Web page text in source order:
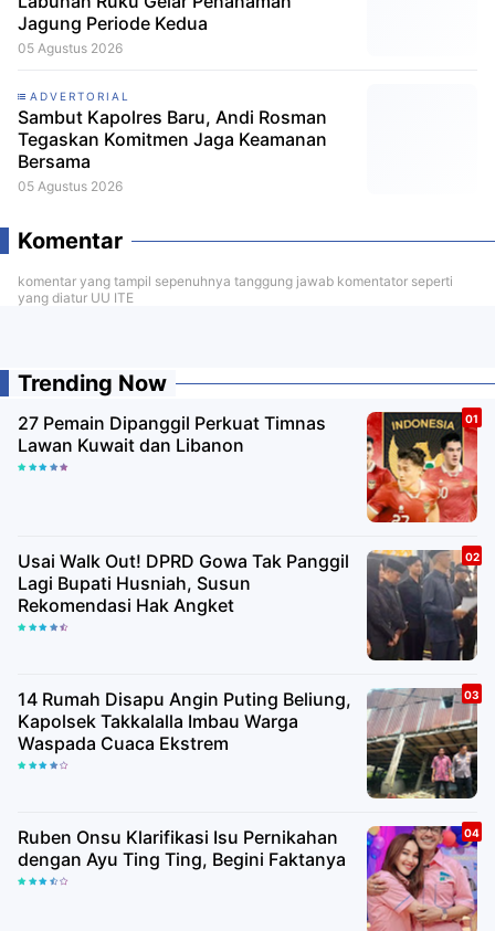
Jagung Periode Kedua
05 Agustus 2026
ADVERTORIAL
Sambut Kapolres Baru, Andi Rosman
Tegaskan Komitmen Jaga Keamanan
Bersama
05 Agustus 2026
Komentar
komentar yang tampil sepenuhnya tanggung jawab komentator seperti
yang diatur UU ITE
Trending Now
27 Pemain Dipanggil Perkuat Timnas
Lawan Kuwait dan Libanon
Usai Walk Out! DPRD Gowa Tak Panggil
Lagi Bupati Husniah, Susun
Rekomendasi Hak Angket
14 Rumah Disapu Angin Puting Beliung,
Kapolsek Takkalalla Imbau Warga
Waspada Cuaca Ekstrem
Ruben Onsu Klarifikasi Isu Pernikahan
dengan Ayu Ting Ting, Begini Faktanya